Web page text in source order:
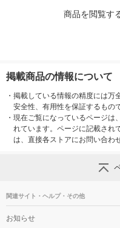
商品を閲覧す
掲載商品の情報について
・ 掲載している情報の精度には万
安全性、有用性を保証するもの
・ 現在ご覧になっているページは
れています。ページに記載され
は、直接各ストアにお問い合わ
関連サイト・ヘルプ・その他
お知らせ